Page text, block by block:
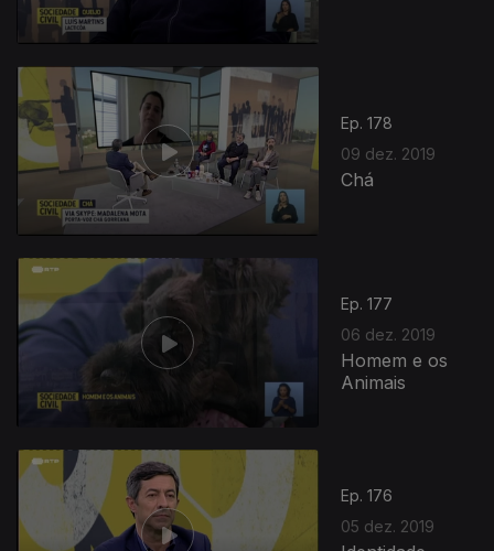
Ep. 178
09 dez. 2019
Chá
Ep. 177
06 dez. 2019
Homem e os
Animais
Ep. 176
05 dez. 2019
442718